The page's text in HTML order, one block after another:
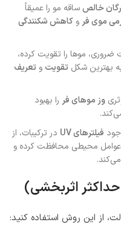
خالصساقه مو را عمیقاً
موی فر و کاهش شکنندگی
ضروری، موها را تقویت کرده،
بهترین شکل تقویت و تعریف
وز موهای فر را بهبود
فیلترهای UV
در ترکیبات، از
عوامل محیطی محافظت کرده و
اثربخشی)
از این روش استفاده کنید: